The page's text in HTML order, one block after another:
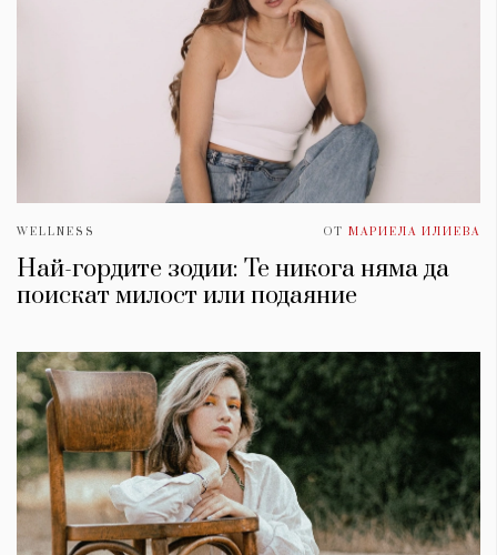
WELLNESS ОТ МАРИЕЛА ИЛИЕВА
Най-гордите зодии: Те никога няма да
поискат милост или подаяние